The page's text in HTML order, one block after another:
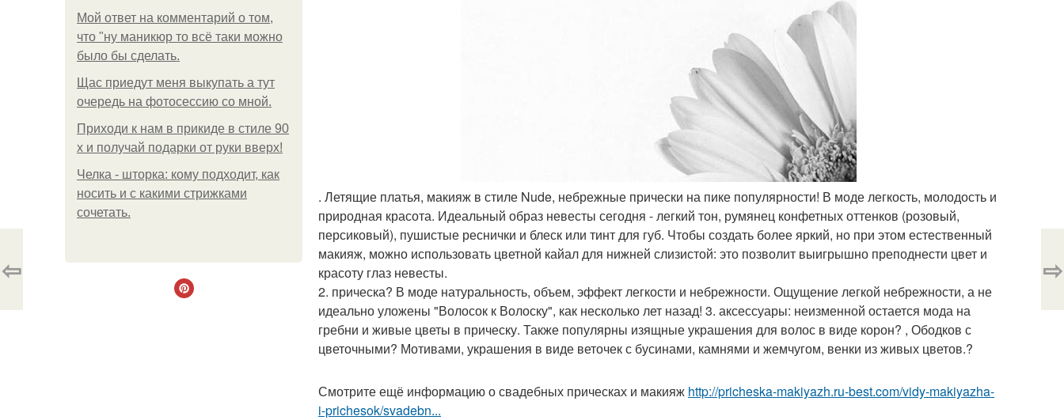
Мой ответ на комментарий о том,
что "ну маникюр то всё таки можно
было бы сделать.
Щас приедут меня выкупать а тут
очередь на фотосессию со мной.
Приходи к нам в прикиде в стиле 90
х и получай подарки от руки вверх!
Челка - шторка: кому подходит, как
носить и с какими стрижками
сочетать.
. Летящие платья, макияж в стиле Nude, небрежные прически на пике популярности! В моде легкость, молодость и
природная красота. Идеальный образ невесты сегодня - легкий тон, румянец конфетных оттенков (розовый,
персиковый), пушистые реснички и блеск или тинт для губ. Чтобы создать более яркий, но при этом естественный
макияж, можно использовать цветной кайал для нижней слизистой: это позволит выигрышно преподнести цвет и
красоту глаз невесты.
2. прическа? В моде натуральность, объем, эффект легкости и небрежности. Ощущение легкой небрежности, а не
идеально уложены "Волосок к Волоску", как несколько лет назад! 3. аксессуары: неизменной остается мода на
гребни и живые цветы в прическу. Также популярны изящные украшения для волос в виде корон? , Ободков с
цветочными? Мотивами, украшения в виде веточек с бусинами, камнями и жемчугом, венки из живых цветов.?
Смотрите ещё информацию о свадебных прическах и макияж http://pricheska-makiyazh.ru-best.com/vidy-makiyazha-
i-prichesok/svadebn...
⇦ ⇨